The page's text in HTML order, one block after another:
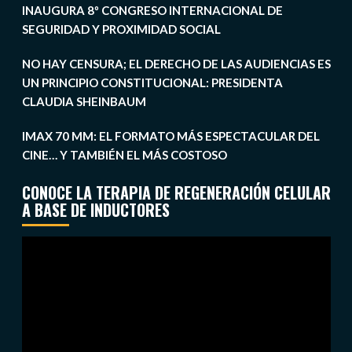
INAUGURA 8º CONGRESO INTERNACIONAL DE
SEGURIDAD Y PROXIMIDAD SOCIAL
NO HAY CENSURA; EL DERECHO DE LAS AUDIENCIAS ES
UN PRINCIPIO CONSTITUCIONAL: PRESIDENTA
CLAUDIA SHEINBAUM
IMAX 70 MM: EL FORMATO MÁS ESPECTACULAR DEL
CINE… Y TAMBIÉN EL MÁS COSTOSO
CONOCE LA TERAPIA DE REGENERACIÓN CELULAR
A BASE DE INDUCTORES